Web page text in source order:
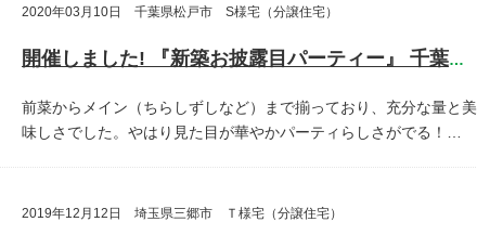
2020年03月10日 千葉県松戸市 S様宅（分譲住宅）
開催しました! 『新築お披露目パーティー』 千葉県松戸市 S様宅
前菜からメイン（ちらしずしなど）まで揃っており、充分な量と美
味しさでした。やはり見た目が華やかパーティらしさがでる！…
2019年12月12日 埼玉県三郷市 Ｔ様宅（分譲住宅）